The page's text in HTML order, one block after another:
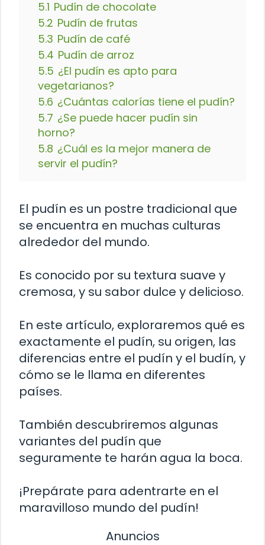
5.1 Pudín de chocolate
5.2 Pudín de frutas
5.3 Pudín de café
5.4 Pudín de arroz
5.5 ¿El pudín es apto para
vegetarianos?
5.6 ¿Cuántas calorías tiene el pudín?
5.7 ¿Se puede hacer pudín sin
horno?
5.8 ¿Cuál es la mejor manera de
servir el pudín?
El pudín es un postre tradicional que
se encuentra en muchas culturas
alrededor del mundo.
Es conocido por su textura suave y
cremosa, y su sabor dulce y delicioso.
En este artículo, exploraremos qué es
exactamente el pudín, su origen, las
diferencias entre el pudín y el budín, y
cómo se le llama en diferentes
países.
También descubriremos algunas
variantes del pudín que
seguramente te harán agua la boca.
¡Prepárate para adentrarte en el
maravilloso mundo del pudín!
Anuncios